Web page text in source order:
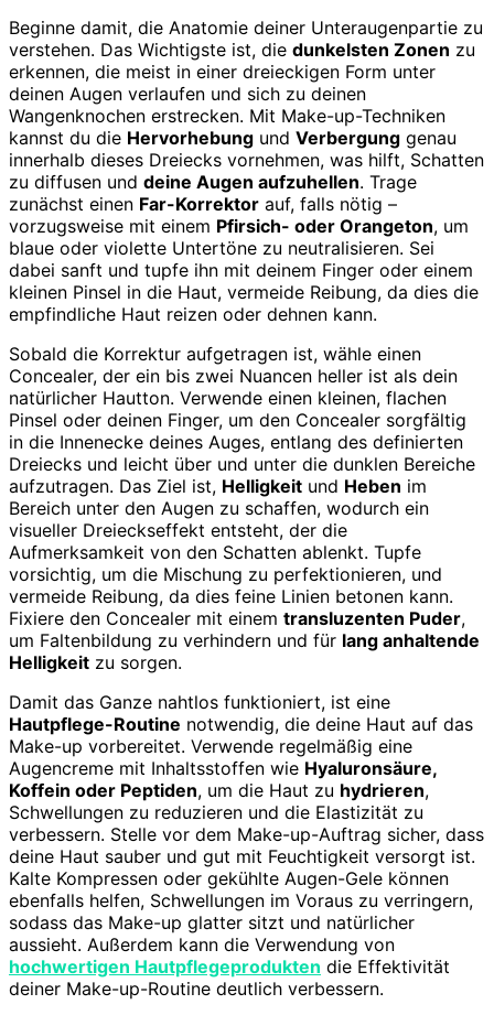
Beginne damit, die Anatomie deiner Unteraugenpartie zu
verstehen. Das Wichtigste ist, die dunkelsten Zonen zu
erkennen, die meist in einer dreieckigen Form unter
deinen Augen verlaufen und sich zu deinen
Wangenknochen erstrecken. Mit Make-up-Techniken
kannst du die Hervorhebung und Verbergung genau
innerhalb dieses Dreiecks vornehmen, was hilft, Schatten
zu diffusen und deine Augen aufzuhellen. Trage
zunächst einen Far-Korrektor auf, falls nötig –
vorzugsweise mit einem Pfirsich- oder Orangeton, um
blaue oder violette Untertöne zu neutralisieren. Sei
dabei sanft und tupfe ihn mit deinem Finger oder einem
kleinen Pinsel in die Haut, vermeide Reibung, da dies die
empfindliche Haut reizen oder dehnen kann.
Sobald die Korrektur aufgetragen ist, wähle einen
Concealer, der ein bis zwei Nuancen heller ist als dein
natürlicher Hautton. Verwende einen kleinen, flachen
Pinsel oder deinen Finger, um den Concealer sorgfältig
in die Innenecke deines Auges, entlang des definierten
Dreiecks und leicht über und unter die dunklen Bereiche
aufzutragen. Das Ziel ist, Helligkeit und Heben im
Bereich unter den Augen zu schaffen, wodurch ein
visueller Dreieckseffekt entsteht, der die
Aufmerksamkeit von den Schatten ablenkt. Tupfe
vorsichtig, um die Mischung zu perfektionieren, und
vermeide Reibung, da dies feine Linien betonen kann.
Fixiere den Concealer mit einem transluzenten Puder,
um Faltenbildung zu verhindern und für lang anhaltende
Helligkeit zu sorgen.
Damit das Ganze nahtlos funktioniert, ist eine
Hautpflege-Routine notwendig, die deine Haut auf das
Make-up vorbereitet. Verwende regelmäßig eine
Augencreme mit Inhaltsstoffen wie Hyaluronsäure,
Koffein oder Peptiden, um die Haut zu hydrieren,
Schwellungen zu reduzieren und die Elastizität zu
verbessern. Stelle vor dem Make-up-Auftrag sicher, dass
deine Haut sauber und gut mit Feuchtigkeit versorgt ist.
Kalte Kompressen oder gekühlte Augen-Gele können
ebenfalls helfen, Schwellungen im Voraus zu verringern,
sodass das Make-up glatter sitzt und natürlicher
aussieht. Außerdem kann die Verwendung von
hochwertigen Hautpflegeprodukten die Effektivität
deiner Make-up-Routine deutlich verbessern.